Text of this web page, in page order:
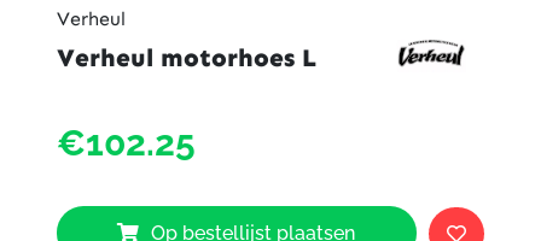
Verheul
Verheul motorhoes L
€102.25
Op bestellijst plaatsen